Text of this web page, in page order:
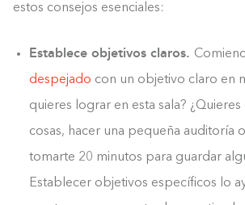
estos consejos esenciales:
Establece objetivos claros.
despejado con un objetivo claro en
quieres lograr en esta sala?
cosas, hacer una pequeña auditoría
tomarte 20 minutos para guardar
Establecer objetivos específicos lo